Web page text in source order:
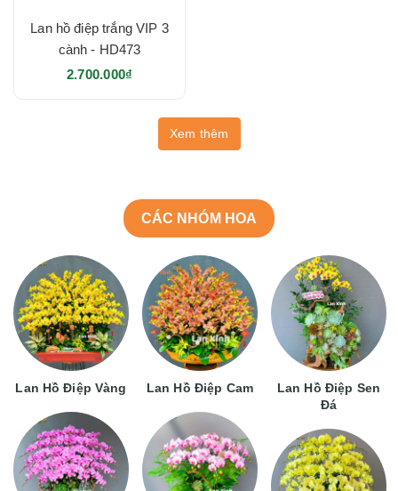
Lan hồ điệp trắng VIP 3
cành - HD473
2.700.000₫
Xem thêm
CÁC NHÓM HOA
Lan Hồ Điệp Vàng Lan Hồ Điệp Cam
Lan Hồ Điệp Sen
Đá